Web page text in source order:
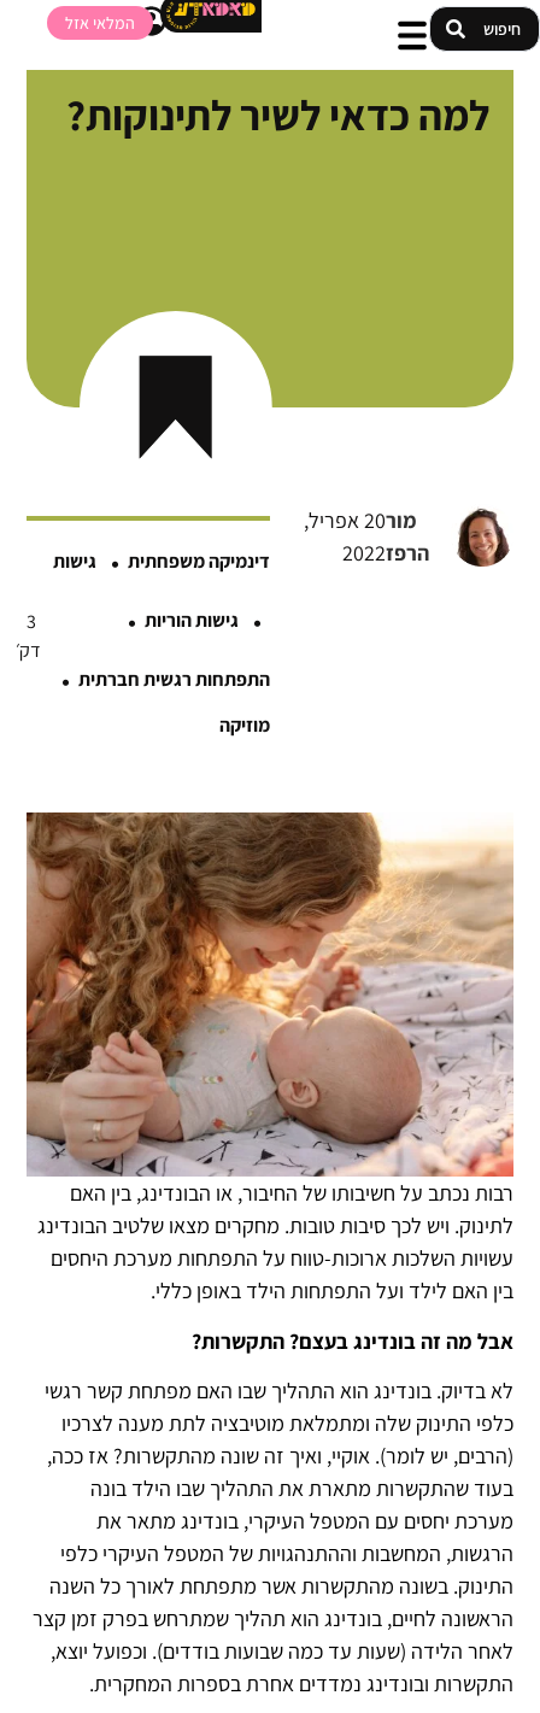
המלאי אזל
למה כדאי לשיר לתינוקות?
3
דק׳
דינמיקה משפחתית · גישות
· גישות הוריות ·
התפתחות רגשית חברתית ·
מוזיקה
20 אפריל,
2022
מור
הרפז
רבות נכתב על חשיבותו של החיבור, או הבונדינג, בין האם
לתינוק. ויש לכך סיבות טובות. מחקרים מצאו שלטיב הבונדינג
עשויות השלכות ארוכות-טווח על התפתחות מערכת היחסים
בין האם לילד ועל התפתחות הילד באופן כללי.
אבל מה זה בונדינג בעצם? התקשרות?
לא בדיוק. בונדינג הוא התהליך שבו האם מפתחת קשר רגשי
כלפי התינוק שלה ומתמלאת מוטיבציה לתת מענה לצרכיו
(הרבים, יש לומר). אוקיי, ואיך זה שונה מהתקשרות? אז ככה,
בעוד שהתקשרות מתארת את התהליך שבו הילד בונה
מערכת יחסים עם המטפל העיקרי, בונדינג מתאר את
הרגשות, המחשבות וההתנהגויות של המטפל העיקרי כלפי
התינוק. בשונה מהתקשרות אשר מתפתחת לאורך כל השנה
הראשונה לחיים, בונדינג הוא תהליך שמתרחש בפרק זמן קצר
לאחר הלידה (שעות עד כמה שבועות בודדים). וכפועל יוצא,
התקשרות ובונדינג נמדדים אחרת בספרות המחקרית.